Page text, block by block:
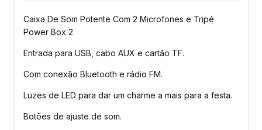
Caixa De Som Potente Com 2 Microfones e Tripé
Power Box 2
Entrada para USB, cabo AUX e cartão TF.
Com conexão Bluetooth e rádio FM.
Luzes de LED para dar um charme a mais para a festa.
Botões de ajuste de som.